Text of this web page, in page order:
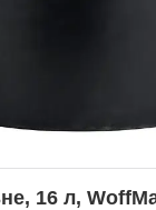
16 л,